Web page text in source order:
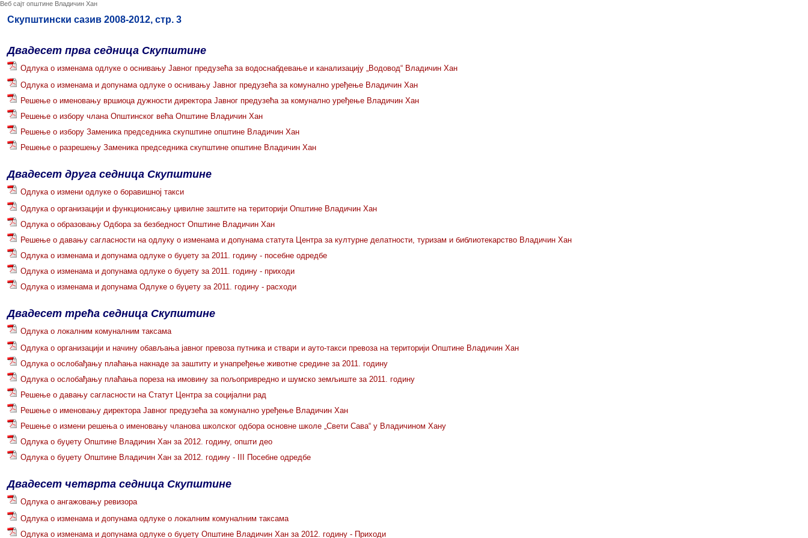
Веб сајт општине Владичин Хан
Скупштински сазив 2008-2012, стр. 3
Двадесет прва седница Скупштине
Одлука о изменама одлуке о оснивању Јавног предузећа за водоснабдевање и канализацију „Водовод“ Владичин Хан
Одлука о изменама и допунама одлуке о оснивању Јавног предузећа за комунално уређење Владичин Хан
Решење о именовању вршиоца дужности директора Јавног предузећа за комунално уређење Владичин Хан
Решење о избору члана Општинског већа Општине Владичин Хан
Решење о избору Заменика председника скупштине општине Владичин Хан
Решење о разрешењу Заменика председника скупштине општине Владичин Хан
Двадесет друга седница Скупштине
Одлука о измени одлуке о боравишној такси
Одлука о организацији и функционисању цивилне заштите на територији Општине Владичин Хан
Одлука о образовању Одбора за безбедност Општине Владичин Хан
Решење о давању сагласности на одлуку о изменама и допунама статута Центра за културне делатности, туризам и библиотекарство Владичин Хан
Одлука о изменама и допунама oдлуке о буџету за 2011. годину - посебне одредбе
Одлука о изменама и допунама oдлуке о буџету за 2011. годину - приходи
Одлука о изменама и допунама Одлуке о буџету за 2011. годину - расходи
Двадесет трећа седница Скупштине
Одлука о локалним комуналним таксама
Одлука о организацији и начину обављања јавног превоза путника и ствари и ауто-такси превоза на територији Општине Владичин Хан
Одлука о ослобађању плаћања накнаде за заштиту и унапређење животне средине за 2011. годину
Одлука о ослобађању плаћања пореза на имовину за пољопривредно и шумско земљиште за 2011. годину
Решење о давању сагласности на Статут Центра за социјални рад
Решење о именовању директора Јавног предузећа за комунално уређење Владичин Хан
Решење о измени решења о именовању чланова школског одбора основне школе „Свети Сава“ у Владичином Хану
Одлука о буџету Општине Владичин Хан за 2012. годину, општи део
Одлука о буџету Општине Владичин Хан за 2012. годину - III Посебне одредбе
Двадесет четврта седница Скупштине
Одлука о ангажовању ревизора
Одлука о изменама и допунама одлуке о локалним комуналним таксама
Одлука о изменама и допунама одлуке о буџету Општине Владичин Хан за 2012. годину - Приходи